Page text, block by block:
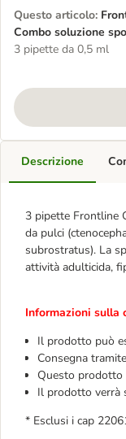
Questo articolo:
Combo soluzione
per gatti e furetti
3 pipette da 0,5 ml
Descrizione
3 pipette Frontline
da pulci
subrostratus). La
attività adulticida,
Informazioni sulla
Il prodotto può
Consegna
Questo prodotto
Il prodotto verrà
* Esclusi i cap